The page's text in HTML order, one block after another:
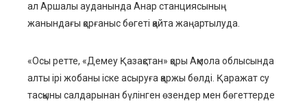
ал Аршалы ауданында Анар станциясының
жанындағы қорғаныс бөгеті қайта жаңартылуда.
«Осы ретте, «Демеу Қазақстан» қоры Ақмола облысында
алты ірі жобаны іске асыруға қаржы бөлді. Қаражат су
тасқыны салдарынан бүлінген өзендер мен бөгеттерде